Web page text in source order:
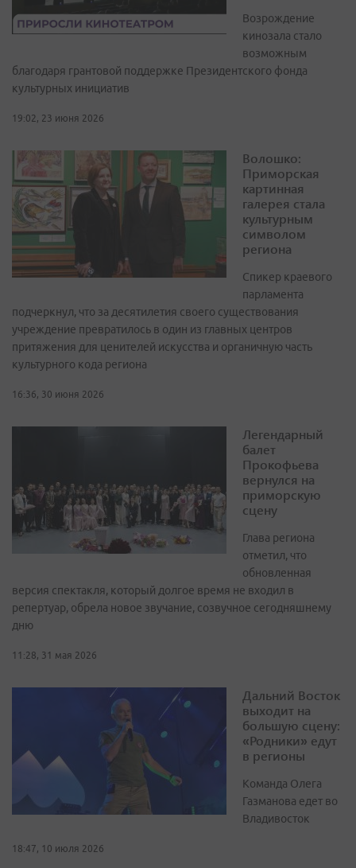
Возрождение
кинозала стало
возможным
благодаря грантовой поддержке Президентского фонда
культурных инициатив
19:02, 23 июня 2026
Волошко:
Приморская
картинная
галерея стала
культурным
символом
региона
Спикер краевого
парламента
подчеркнул, что за десятилетия своего существования
учреждение превратилось в один из главных центров
притяжения для ценителей искусства и органичную часть
культурного кода региона
16:36, 30 июня 2026
Легендарный
балет
Прокофьева
вернулся на
приморскую
сцену
Глава региона
отметил, что
обновленная
версия спектакля, который долгое время не входил в
репертуар, обрела новое звучание, созвучное сегодняшнему
дню
11:28, 31 мая 2026
Дальний Восток
выходит на
большую сцену:
«Родники» едут
в регионы
Команда Олега
Газманова едет во
Владивосток
18:47, 10 июля 2026